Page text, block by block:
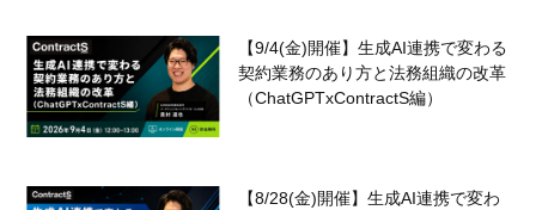
【9/4(金)開催】生成AI連携で変わる
契約業務のあり方と法務組織の改革
（ChatGPTxContractS編）
【8/28(金)開催】生成AI連携で変わ